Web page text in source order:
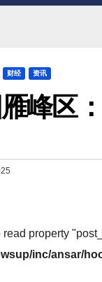
财经 资讯
峰区
read property
inc/ansar/